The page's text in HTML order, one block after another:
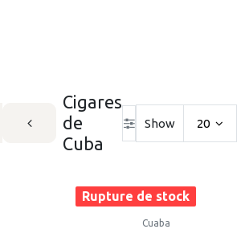
Cigares
de
Cuba
Show 20
Rupture de stock
Cuaba